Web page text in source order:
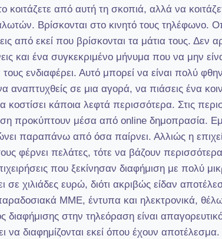
κοιτάζετε από αυτή τη σκοπιά, αλλά να
Βρίσκονται στο κινητό τους τηλέφωνο.
από εκεί που βρίσκονται τα μάτια τους. Δεν
και ένα συγκεκριμένο μήνυμα που να μην
ενδιαφέρει. Αυτό μπορεί να είναι πολύ
αναπτυχθείς σε μια αγορά, να πιάσεις ένα
κοστίσει κάποια λεφτά περισσότερα. Στις
προκύπτουν μέσα από online δημοπρασία.
παραπάνω από όσα παίρνει. Αλλιώς η
φέρνει πελάτες, τότε να βάζουν
που ξεκίνησαν διαφήμιση με πολύ
χιλιάδες ευρώ, διότι ακριβώς είδαν
ΜΜΕ, έντυπα και ηλεκτρονικά,
στην τηλεόραση είναι
διαφημίζονται εκεί όπου έχουν